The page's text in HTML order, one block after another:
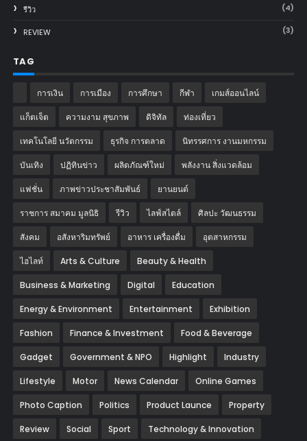
รีวิว (4)
REVIEW (3)
TAG
การเงิน การเมือง การศึกษา กีฬา เกมส์ออนไลน์
แก็ตเจ็ต ความงาม สุขภาพ ดิจิทัล ท่องเที่ยว
เทคโนโลยี นวัตกรรม ธุรกิจ การตลาด นิทรรศการ งานมหกรรม
บันเทิง ปฏิทินข่าว ผลิตภัณฑ์ใหม่ พลังงาน สิ่งแวดล้อม
แฟชั่น ภาพข่าวประชาสัมพันธ์ ‎ยานยนต์‎
ราชการ สมาคม มูลนิธิ รีวิว ไลฟ์สไตล์ ศิลปะ วัฒนธรรม
สังคม อสังหาริมทรัพย์ อาหาร เครื่องดื่ม อุตสาหกรรม
ไฮไลท์ Arts & Culture Beauty & Health
Business & Marketing Digital Education
Energy & Environment Entertainment Exhibition
Fashion Finance & Investment Food & Beverage
Gadget Government & NPO Highlight Industry
Lifestyle Motor News Calendar Online Games
Photo Caption Politics Product Launce Property
Review Social Sport Technology & Innovation